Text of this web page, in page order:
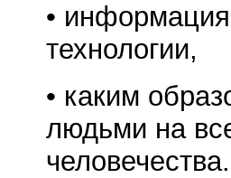
•
технологии,
• каким
людьми на
человечества.